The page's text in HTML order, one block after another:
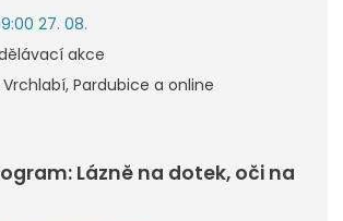
27. 08.
akce
Pardubice a online
Lázně na dotek, oči na